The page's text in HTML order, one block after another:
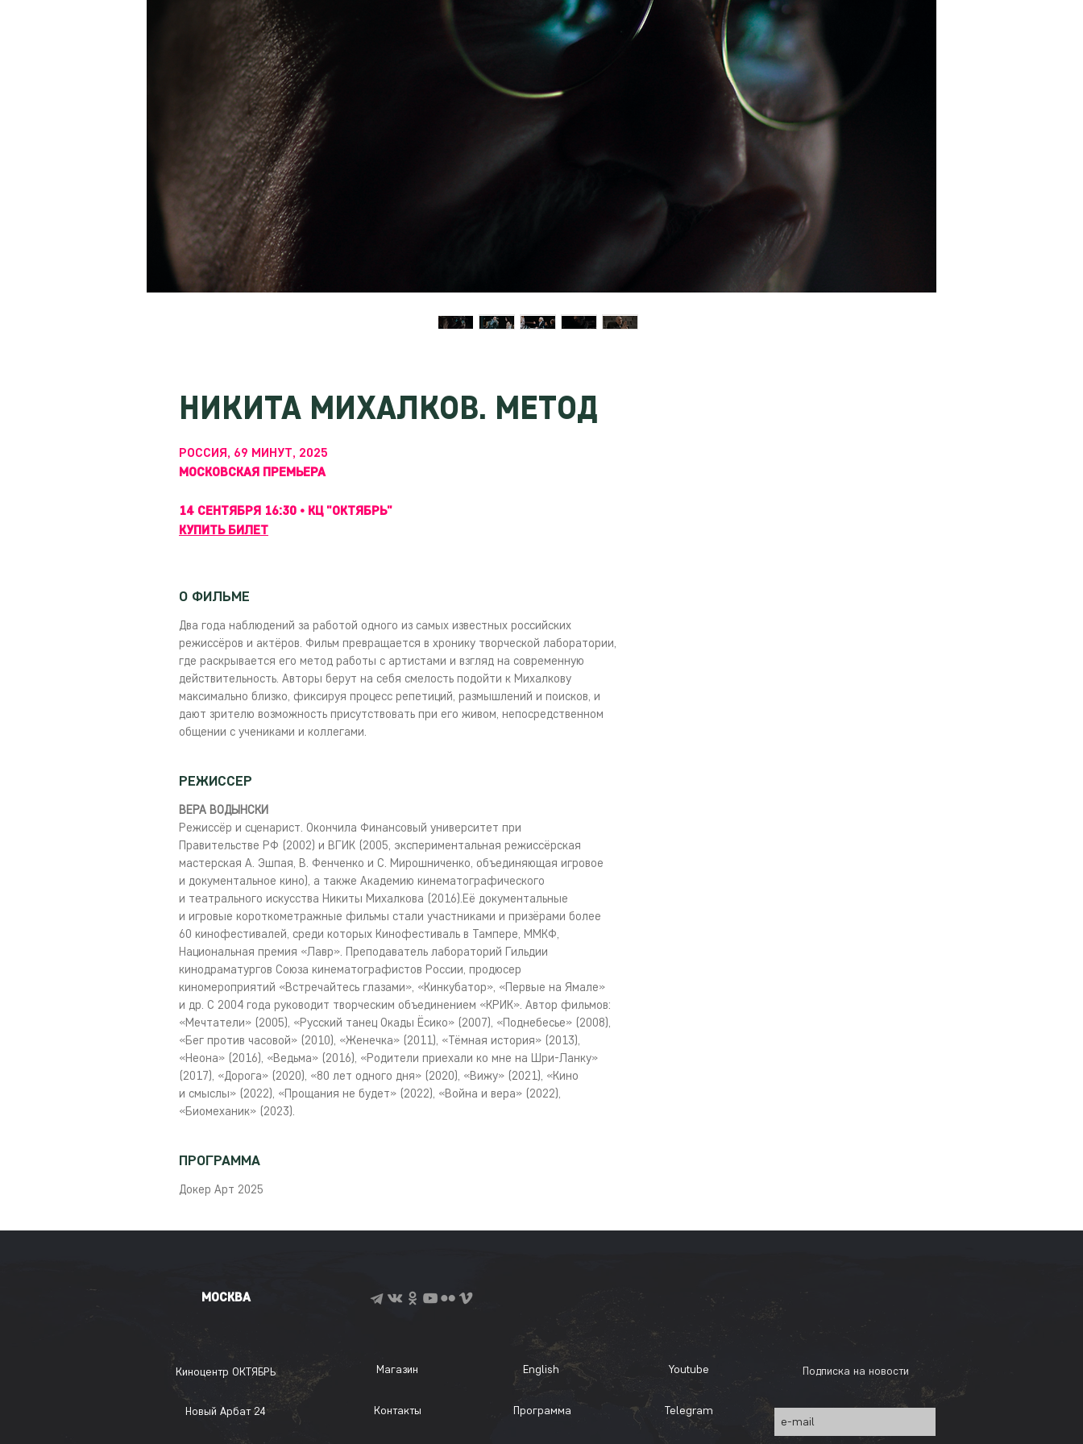
НИКИТА МИХАЛКОВ. МЕТОД
РОССИЯ, 69 МИНУТ, 2025
МОСКОВСКАЯ ПРЕМЬЕРА
14 СЕНТЯБРЯ 16:30 • КЦ "ОКТЯБРЬ"
КУПИТЬ БИЛЕТ
О ФИЛЬМЕ
Два года наблюдений за работой одного из самых известных российских
режиссёров и актёров. Фильм превращается в хронику творческой лаборатории,
где раскрывается его метод работы с артистами и взгляд на современную
действительность. Авторы берут на себя смелость подойти к Михалкову
максимально близко, фиксируя процесс репетиций, размышлений и поисков, и
дают зрителю возможность присутствовать при его живом, непосредственном
общении с учениками и коллегами.
РЕЖИССЕР
ВЕРА ВОДЫНСКИ
Режиссёр и сценарист. Окончила Финансовый университет при
Правительстве РФ (2002) и ВГИК (2005, экспериментальная режиссёрская
мастерская А. Эшпая, В. Фенченко и С. Мирошниченко, объединяющая игровое
и документальное кино), а также Академию кинематографического
и театрального искусства Никиты Михалкова (2016).Её документальные
и игровые короткометражные фильмы стали участниками и призёрами более
60 кинофестивалей, среди которых Кинофестиваль в Тампере, ММКФ,
Национальная премия «Лавр». Преподаватель лабораторий Гильдии
кинодраматургов Союза кинематографистов России, продюсер
киномероприятий «Встречайтесь глазами», «Кинкубатор», «Первые на Ямале»
и др. С 2004 года руководит творческим объединением «КРИК». Автор фильмов:
«Мечтатели» (2005), «Русский танец Окады Ёсико» (2007), «Поднебесье» (2008),
«Бег против часовой» (2010), «Женечка» (2011), «Тёмная история» (2013),
«Неона» (2016), «Ведьма» (2016), «Родители приехали ко мне на Шри-Ланку»
(2017), «Дорога» (2020), «80 лет одного дня» (2020), «Вижу» (2021), «Кино
и смыслы» (2022), «Прощания не будет» (2022), «Война и вера» (2022),
«Биомеханик» (2023).
ПРОГРАММА
Докер Арт 2025
МОСКВА
Киноцентр ОКТЯБРЬ
Новый Арбат 24
Магазин English
Контакты Программа
Youtube
Telegram
Подписка на новости